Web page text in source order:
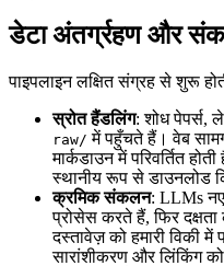
डेटा अंतर्ग्रहण और
पाइपलाइन लक्षित संग्रह से शुरू
स्रोत हैंडलिंग: शोध पेपर्स,
raw/ में पहुँचते हैं। वेब
मार्कडाउन में परिवर्तित
स्थानीय रूप से डाउनलोड
क्रमिक संकलन: LLMs
प्रोसेस करते हैं, फिर
दस्तावेज़ को हमारी विकी
सारांशीकरण और लिंकिंग